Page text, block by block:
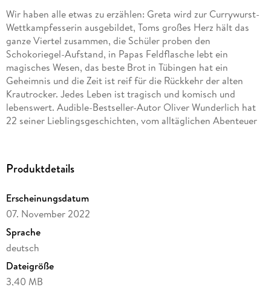
Wir haben alle etwas zu erzählen: Greta wird zur Currywurst-
Wettkampfesserin ausgebildet, Toms großes Herz hält das
ganze Viertel zusammen, die Schüler proben den
Schokoriegel-Aufstand, in Papas Feldflasche lebt ein
magisches Wesen, das beste Brot in Tübingen hat ein
Geheimnis und die Zeit ist reif für die Rückkehr der alten
Krautrocker. Jedes Leben ist tragisch und komisch und
lebenswert. Audible-Bestseller-Autor Oliver Wunderlich hat
22 seiner Lieblingsgeschichten, vom alltäglichen Abenteuer
Herzenswärme. Es ist perfekt geeignet, wenn die Lesezeit
Worte einem Anderen seine Verbundenheit schenken
möchte. Kurze Geschichten, großes Gefühlskino im Kopf.
Produktdetails
Erscheinungsdatum
07. November 2022
Sprache
deutsch
Dateigröße
3,40 MB